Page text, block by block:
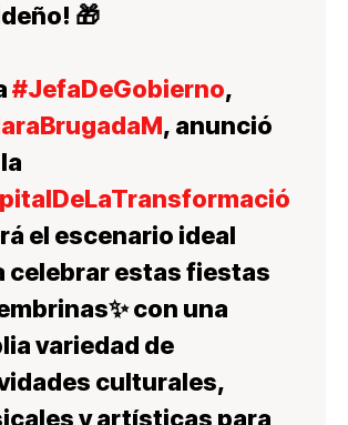
🎁
#JefaDeGobierno,
, anunció
el escenario ideal
celebrar estas fiestas
con una
variedad de
culturales,
y artísticas para